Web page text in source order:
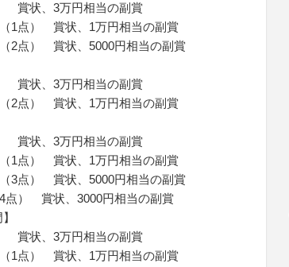
賞状、3万円相当の副賞
1点） 賞状、1万円相当の副賞
2点） 賞状、5000円相当の副賞
賞状、3万円相当の副賞
2点） 賞状、1万円相当の副賞
賞状、3万円相当の副賞
1点） 賞状、1万円相当の副賞
3点） 賞状、5000円相当の副賞
点） 賞状、3000円相当の副賞
賞状、3万円相当の副賞
1点） 賞状、1万円相当の副賞